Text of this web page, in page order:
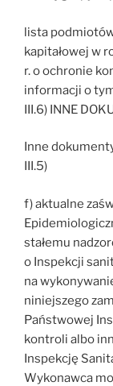
lista
kapitałowej w
r. o ochronie
informacji o
III.6) INNE
Inne
III.5)
f) aktualne
stałemu
o Inspekcji
na
niniejszego
Państwowej
kontroli albo
Inspekcję
Wykonawca